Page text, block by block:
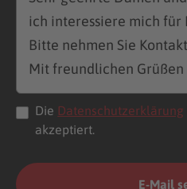
Die Datenschutzerklärung
akzeptiert.